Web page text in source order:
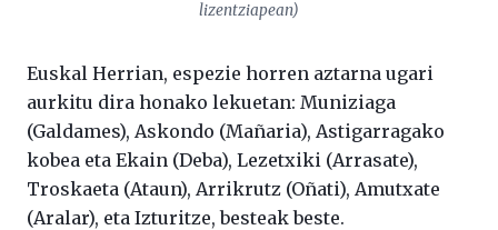
lizentziapean)
Euskal Herrian, espezie horren aztarna ugari
aurkitu dira honako lekuetan: Muniziaga
(Galdames), Askondo (Mañaria), Astigarragako
kobea eta Ekain (Deba), Lezetxiki (Arrasate),
Troskaeta (Ataun), Arrikrutz (Oñati), Amutxate
(Aralar), eta Izturitze, besteak beste.